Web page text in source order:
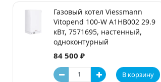
Газовый котел Viessmann
Vitopend 100-W A1HB002 29.9
кВт, 7571695, настенный,
одноконтурный
84 500 ₽
В корзину